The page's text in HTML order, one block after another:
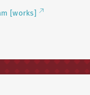
[works]